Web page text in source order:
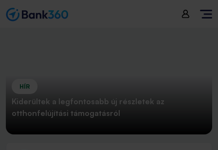
HÍR
Kiderültek a legfontosabb új részletek az
otthonfelújítási támogatásról